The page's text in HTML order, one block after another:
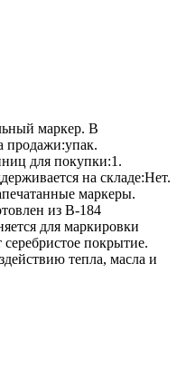
маркер. В
продажи:упак.
для покупки:1.
на складе:Нет.
маркеры.
из B-184
для маркировки
покрытие.
тепла, масла и